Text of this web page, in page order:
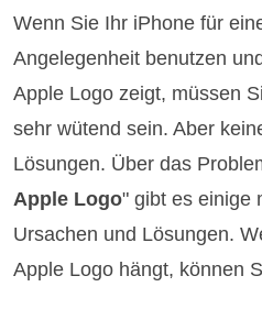
Wenn Sie Ihr iPhone für
Angelegenheit benutzen
Apple Logo zeigt, müssen
sehr wütend sein. Aber
Lösungen. Über das
Apple Logo" gibt es einige
Ursachen und Lösungen.
Apple Logo hängt, können